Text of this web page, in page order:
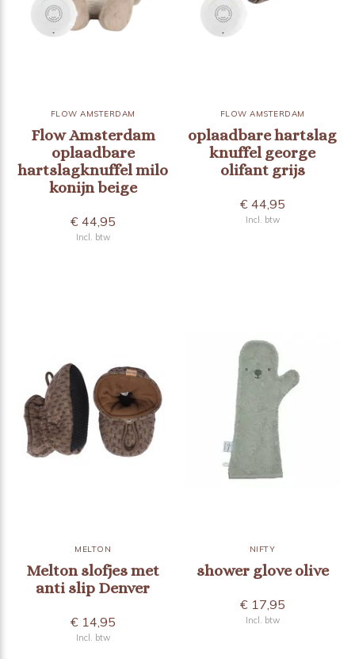
FLOW AMSTERDAM
Flow Amsterdam
oplaadbare
hartslagknuffel milo
konijn beige
€ 44,95
Incl. btw
FLOW AMSTERDAM
oplaadbare hartslag
knuffel george
olifant grijs
€ 44,95
Incl. btw
MELTON
Melton slofjes met
anti slip Denver
€ 14,95
Incl. btw
NIFTY
shower glove olive
€ 17,95
Incl. btw